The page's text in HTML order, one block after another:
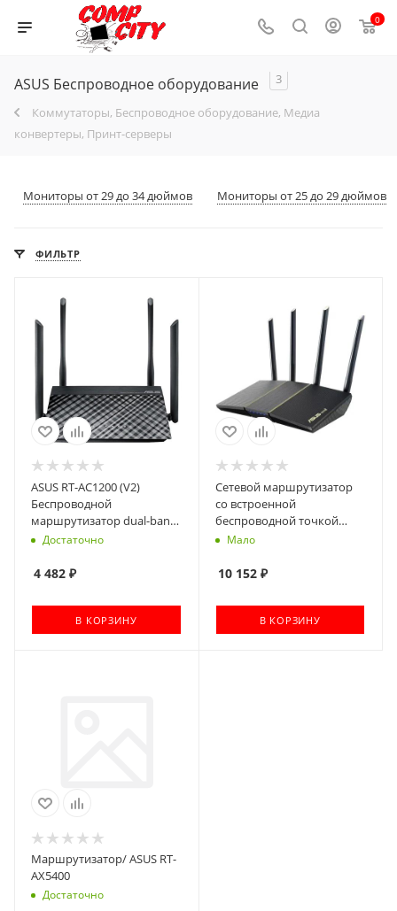
0
ASUS Беспроводное оборудование 3
Коммутаторы, Беспроводное оборудование, Медиа
конвертеры, Принт-серверы
Мониторы от 29 до 34 дюймов Мониторы от 25 до 29 дюймов
ФИЛЬТР
ASUS RT-AC1200 (V2)
Беспроводной
маршрутизатор dual-band
802.11ac Wi-Fi at up to 1167
Достаточно
4 482 ₽
В КОРЗИНУ
Сетевой маршрутизатор
со встроенной
беспроводной точкой
доступа ASUS RT-AX57
Мало
10 152₽
В КОРЗИНУ
Маршрутизатор/ ASUS RT-
AX5400
Достаточно